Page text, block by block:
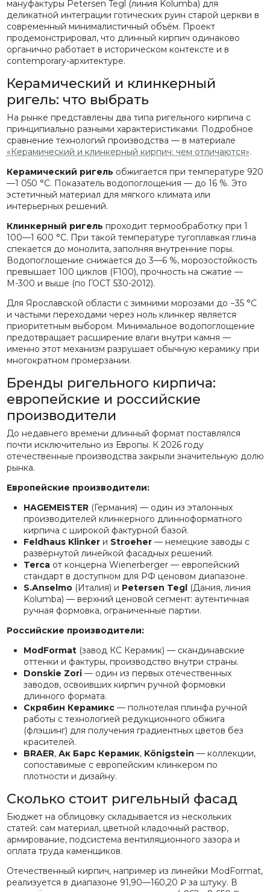
мануфактуры Petersen Tegl (линия Kolumba) для
деликатной интеграции готических руин старой церкви в
современный минималистичный объём. Проект
продемонстрировал, что длинный кирпич одинаково
органично работает в историческом контексте и в
contemporary-архитектуре.
Керамический и клинкерный
ригель: что выбрать
На рынке представлены два типа ригельного кирпича с
принципиально разными характеристиками. Подробное
сравнение технологий производства — в материале
«Керамический и клинкерный кирпич: чем отличаются».
Керамический ригель обжигается при температуре 920
—1 050 °C. Показатель водопоглощения — до 16 %. Это
эстетичный материал для мягкого климата или
интерьерных решений.
Клинкерный ригель проходит термообработку при 1
100—1 600 °C. При такой температуре тугоплавкая глина
спекается до монолита, заполняя внутренние поры.
Водопоглощение снижается до 3—6 %, морозостойкость
превышает 100 циклов (F100), прочность на сжатие —
М-300 и выше (по ГОСТ 530-2012).
Для Ярославской области с зимними морозами до −35 °C
и частыми переходами через ноль клинкер является
приоритетным выбором. Минимальное водопоглощение
предотвращает расширение влаги внутри камня —
именно этот механизм разрушает обычную керамику при
многократном промерзании.
Бренды ригельного кирпича:
европейские и российские
производители
До недавнего времени длинный формат поставлялся
почти исключительно из Европы. К 2026 году
отечественные производства закрыли значительную долю
рынка.
Европейские производители:
HAGEMEISTER(Германия) — один из эталонных
производителей клинкерного длинноформатного
кирпича с широкой фактурной базой.
Feldhaus Klinkerи Stroeher— немецкие заводы с
развёрнутой линейкой фасадных решений.
Tercaот концерна Wienerberger — европейский
стандарт в доступном для РФ ценовом диапазоне.
S.Anselmo(Италия) и Petersen Tegl(Дания, линия
Kolumba) — верхний ценовой сегмент: аутентичная
ручная формовка, ограниченные партии.
Российские производители:
ModFormat(завод КС Керамик) — скандинавские
оттенки и фактуры, производство внутри страны.
Donskie Zori— один из первых отечественных
заводов, освоивших кирпич ручной формовки
длинного формата.
Скрябин Керамикс— полнотелая плинфа ручной
работы с технологией редукционного обжига
(флэшинг) для получения градиентных цветов без
красителей.
BRAER, Ак Барс Керамик, Königstein — коллекции,
сопоставимые с европейским клинкером по
плотности и дизайну.
Сколько стоит ригельный фасад
Бюджет на облицовку складывается из нескольких
статей: сам материал, цветной кладочный раствор,
армирование, подсистема вентиляционного зазора и
оплата труда каменщиков.
Отечественный кирпич, например из линейки ModFormat,
реализуется в диапазоне 91,90—160,20 ₽ за штуку. В